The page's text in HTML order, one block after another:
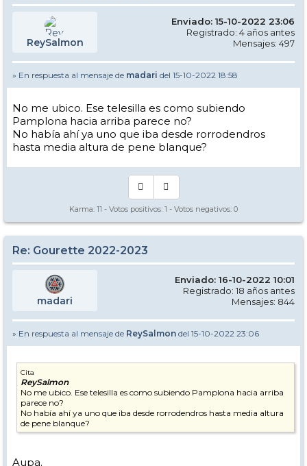
ReySalmon
Enviado: 15-10-2022 23:06
Registrado: 4 años antes
Mensajes: 497
» En respuesta al mensaje de madari del 15-10-2022 18:58
No me ubico. Ese telesilla es como subiendo
Pamplona hacia arriba parece no?
No había ahí ya uno que iba desde rorrodendros
hasta media altura de pene blanque?
Karma: 11 - Votos positivos: 1 - Votos negativos: 0
Re: Gourette 2022-2023
madari
Enviado: 16-10-2022 10:01
Registrado: 18 años antes
Mensajes: 844
» En respuesta al mensaje de ReySalmon del 15-10-2022 23:06
Cita
ReySalmon
No me ubico. Ese telesilla es como subiendo Pamplona hacia arriba
parece no?
No había ahí ya uno que iba desde rorrodendros hasta media altura
de pene blanque?
Aupa.